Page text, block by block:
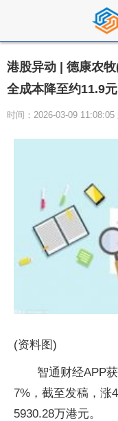
港股异动 | 德康农
全成本降至约11.9
时间：2026-03-09
(资料图)
智通财经APP
7%，截至发稿，涨
5930.28万港元。